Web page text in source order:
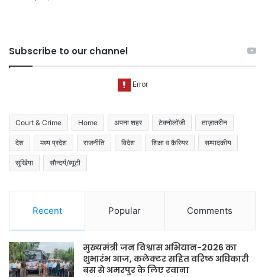
Subscribe to our channel
Court & Crime Home अपना शहर टेक्नोलॉजी ताज़ातरीन
देश मध्य प्रदेश राजनीति विदेश शिक्षा व कैरियर सम्पादकीय
सुर्खिया सौन्दर्य/ब्यूटी
Recent Popular Comments
मुख्यमंत्री जन विश्वास अभियान-2026 का
शुभारंभ आज, कलेक्टर सहित वरिष्ठ अधिकारी
बस से अमरपुर के लिए रवाना